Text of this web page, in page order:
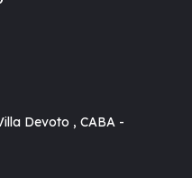
Devoto , CABA -